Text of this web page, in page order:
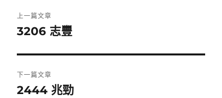
章
覽
上一篇文章
上
篇
文
章:
3206 志豐
下一篇文章
下
2444 兆勁